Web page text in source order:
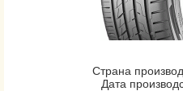
Страна
Дата